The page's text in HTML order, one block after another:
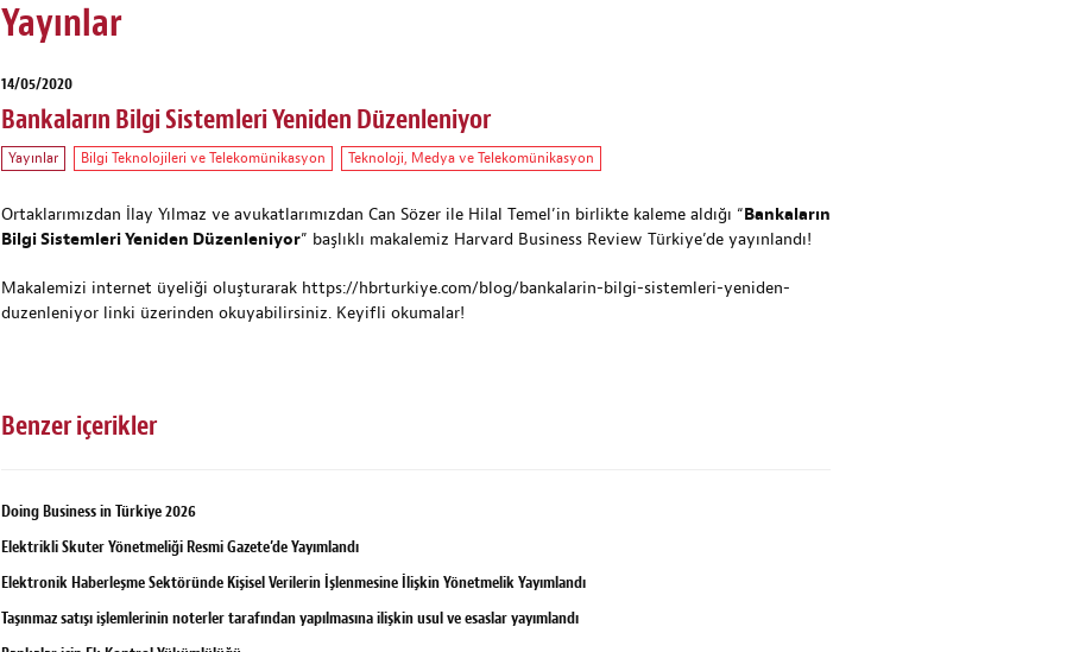
Yayınlar
14/05/2020
Bankaların Bilgi Sistemleri Yeniden Düzenleniyor
Yayınlar Bilgi Teknolojileri ve Telekomünikasyon Teknoloji, Medya ve Telekomünikasyon
Ortaklarımızdan İlay Yılmaz ve avukatlarımızdan Can Sözer ile Hilal Temel’in birlikte kaleme aldığı “Bankaların
Bilgi Sistemleri Yeniden Düzenleniyor” başlıklı makalemiz Harvard Business Review Türkiye’de yayınlandı!
Makalemizi internet üyeliği oluşturarak https://hbrturkiye.com/blog/bankalarin-bilgi-sistemleri-yeniden-
duzenleniyorlinki üzerinden okuyabilirsiniz. Keyifli okumalar!
Benzer içerikler
Doing Business in Türkiye 2026
Elektrikli Skuter Yönetmeliği Resmi Gazete’de Yayımlandı
Elektronik Haberleşme Sektöründe Kişisel Verilerin İşlenmesine İlişkin Yönetmelik Yayımlandı
Taşınmaz satışı işlemlerinin noterler tarafından yapılmasına ilişkin usul ve esaslar yayımlandı